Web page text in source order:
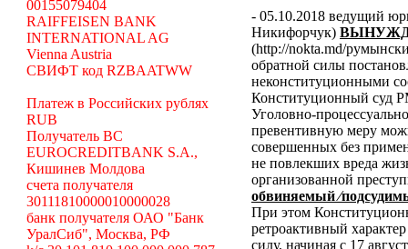
00155079404
RAIFFEISEN BANK
INTERNATIONAL AG
Vienna Austria
СВИФТ код RZBAATWW
Платеж в Российских рублях
RUB
Получатель BC
EUROCREDITBANK S.A.,
Кишинев Молдова
счета получателя
30111810000010000028
банк получателя ОАО "Банк
УралСиб", Москва, РФ
- 05.10.2018 ведущий
Никифорчук)
(http://nokta.md/
обратной силы
неконституционными
Конституционный суд
Уголовно-
превентивную меру
совершенных без
не повлекших вреда
организованной
обвиняемый
При этом
ретроактивный
силу, начиная с 17